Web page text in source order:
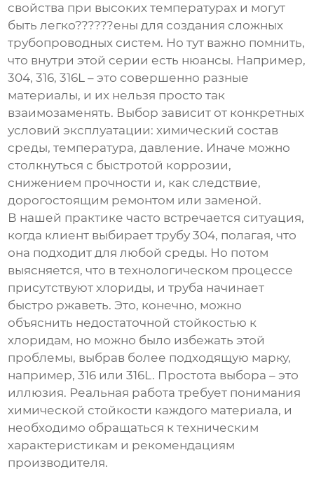
свойства при высоких температурах и могут
быть легко??????ены для создания сложных
трубопроводных систем. Но тут важно помнить,
что внутри этой серии есть нюансы. Например,
304, 316, 316L – это совершенно разные
материалы, и их нельзя просто так
взаимозаменять. Выбор зависит от конкретных
условий эксплуатации: химический состав
среды, температура, давление. Иначе можно
столкнуться с быстротой коррозии,
снижением прочности и, как следствие,
дорогостоящим ремонтом или заменой.
В нашей практике часто встречается ситуация,
когда клиент выбираеттрубу 304, полагая, что
она подходит для любой среды. Но потом
выясняется, что в технологическом процессе
присутствуют хлориды, и труба начинает
быстро ржаветь. Это, конечно, можно
объяснить недостаточной стойкостью к
хлоридам, но можно было избежать этой
проблемы, выбрав более подходящую марку,
например, 316 или 316L. Простота выбора – это
иллюзия. Реальная работа требует понимания
химической стойкости каждого материала, и
необходимо обращаться к техническим
характеристикам и рекомендациям
производителя.